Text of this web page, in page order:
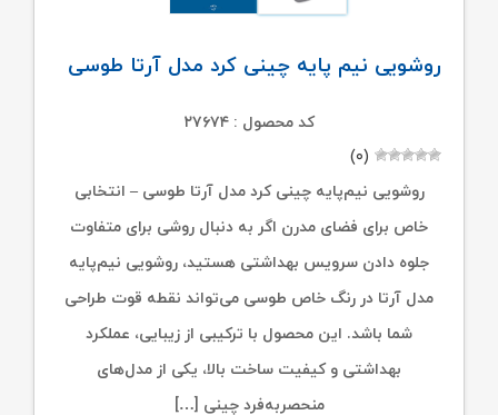
روشویی نیم پایه چینی کرد مدل آرتا طوسی
کد محصول : ۲۷۶۷۴
(۰)
روشویی نیم‌پایه چینی کرد مدل آرتا طوسی – انتخابی
خاص برای فضای مدرن اگر به دنبال روشی برای متفاوت
جلوه دادن سرویس بهداشتی هستید، روشویی نیم‌پایه
مدل آرتا در رنگ خاص طوسی می‌تواند نقطه قوت طراحی
شما باشد. این محصول با ترکیبی از زیبایی، عملکرد
بهداشتی و کیفیت ساخت بالا، یکی از مدل‌های
منحصربه‌فرد چینی […]